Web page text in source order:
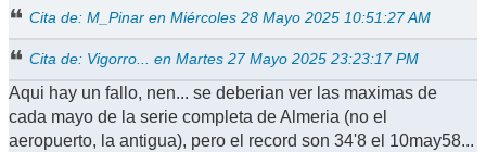
Cita de: M_Pinar en Miércoles 28 Mayo 2025 10:51:27 AM
Cita de: Vigorro... en Martes 27 Mayo 2025 23:23:17 PM
Aqui hay un fallo, nen... se deberian ver las maximas de
cada mayo de la serie completa de Almeria (no el
aeropuerto, la antigua), pero el record son 34'8 el 10may58...